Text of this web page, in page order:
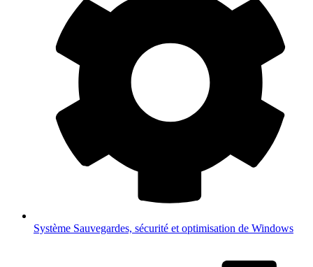
Système Sauvegardes, sécurité et optimisation de Windows